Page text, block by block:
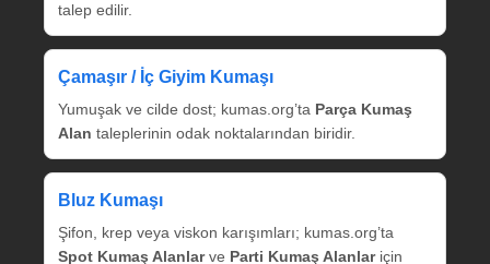
talep edilir.
Çamaşır / İç Giyim Kumaşı
Yumuşak ve cilde dost; kumas.org’ta Parça Kumaş
Alan taleplerinin odak noktalarından biridir.
Bluz Kumaşı
Şifon, krep veya viskon karışımları; kumas.org’ta
Spot Kumaş Alanlarve Parti Kumaş Alanlariçin